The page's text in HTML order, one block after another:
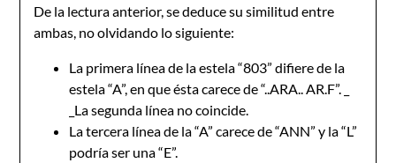
De la lectura anterior, se deduce su similitud entre
ambas, no olvidando lo siguiente:
La primera línea de la estela “803” difiere de la
estela “A”, en que ésta carece de “..ARA.. AR.F”. _
_La segunda línea no coincide.
La tercera línea de la “A” carece de “ANN” y la “L”
podría ser una “E”.